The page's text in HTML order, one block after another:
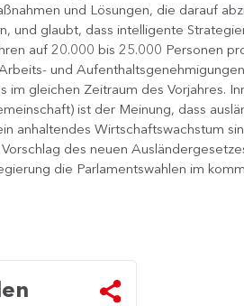
und Lösungen, die darauf
und glaubt, dass intelligente
auf 20.000 bis 25.000 Personen
und
gleichen Zeitraum des Vorjahres.
ist der Meinung, dass
anhaltendes Wirtschaftswachstum
des neuen
die Parlamentswahlen im